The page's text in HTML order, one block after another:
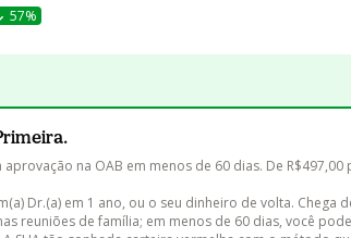
57%
aprovação na OAB em menos de 60 dias. De R$497,00
Dr.(a) em 1 ano, ou o seu dinheiro de volta. Chega
reuniões de família; em menos de 60 dias, você